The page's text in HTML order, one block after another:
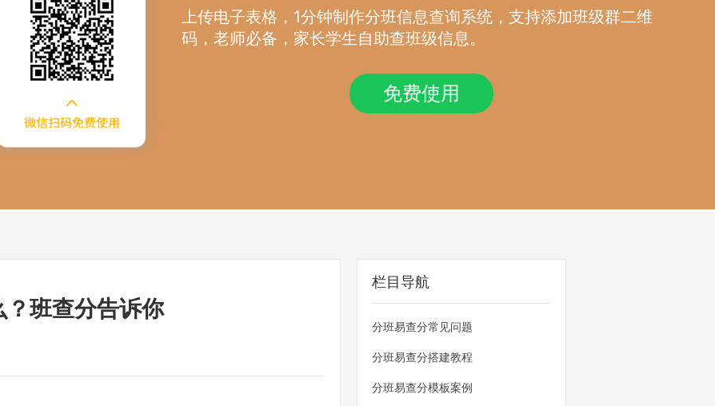
上传电子表格，1分钟制作分班信息查询系统，支持添加班级群二维
码，老师必备，家长学生自助查班级信息。
免费使用
班查分告诉你
栏目导航
分班易查分常见问题
分班易查分搭建教程
分班易查分模板案例